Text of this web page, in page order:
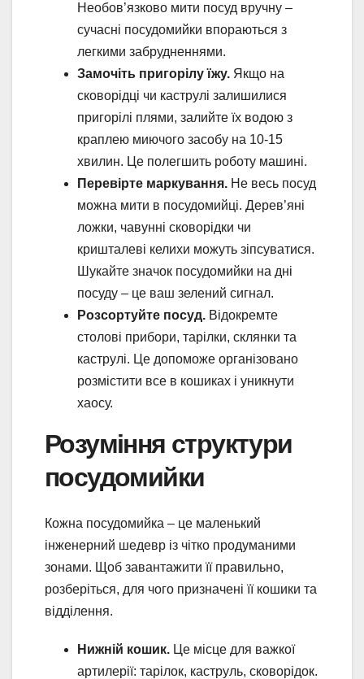
Необов’язково мити посуд вручну –
сучасні посудомийки впораються з
легкими забрудненнями.
Замочіть пригорілу їжу. Якщо на
сковорідці чи каструлі залишилися
пригорілі плями, залийте їх водою з
краплею миючого засобу на 10-15
хвилин. Це полегшить роботу машині.
Перевірте маркування. Не весь посуд
можна мити в посудомийці. Дерев’яні
ложки, чавунні сковорідки чи
кришталеві келихи можуть зіпсуватися.
Шукайте значок посудомийки на дні
посуду – це ваш зелений сигнал.
Розсортуйте посуд. Відокремте
столові прибори, тарілки, склянки та
каструлі. Це допоможе організовано
розмістити все в кошиках і уникнути
хаосу.
Розуміння структури
посудомийки
Кожна посудомийка – це маленький
інженерний шедевр із чітко продуманими
зонами. Щоб завантажити її правильно,
розберіться, для чого призначені її кошики та
відділення.
Нижній кошик. Це місце для важкої
артилерії: тарілок, каструль, сковорідок.